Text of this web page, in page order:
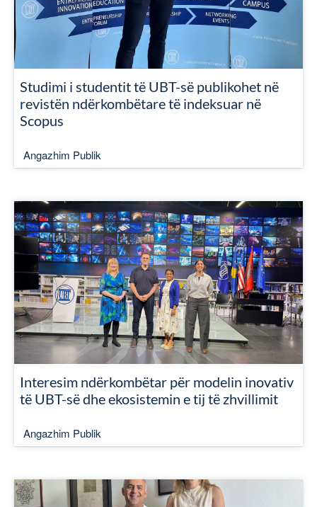
Studimi i studentit të UBT-së publikohet në
revistën ndërkombëtare të indeksuar në
Scopus
Angazhim Publik
Interesim ndërkombëtar për modelin inovativ
të UBT-së dhe ekosistemin e tij të zhvillimit
Angazhim Publik